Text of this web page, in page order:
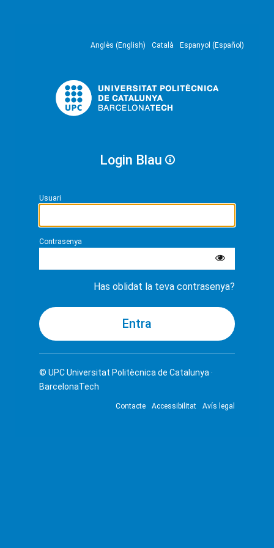
Anglès (English) Català Espanyol (Español)
Login Blau
Usuari
Contrasenya
Has oblidat la teva contrasenya?
© UPCUniversitat Politècnica de Catalunya ·
BarcelonaTech
Contacte Accessibilitat Avís legal